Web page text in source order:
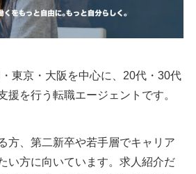
東京・大阪を中心に、20代・30代
援を行う転職エージェントです。
方、第二新卒や若手層でキャリア
い方に向いています。求人紹介だ